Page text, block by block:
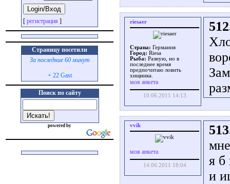
[ регистрация ]
Страницу посетили
За последние 60 минут
+ 22 Gast
Поиск по сайту
powered by
riesaer
Страна: Германия
Город: Riesa
Рыба: Разную, но в
последнее время
предпочитаю ловить
хищника.
моя анкета
10.06.2011 14:13
vvik
моя анкета
14.06.2011 18:04
я б
и